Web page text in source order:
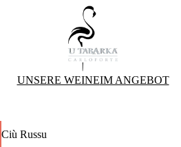
UNSERE WEINEIM ANGEBOT
Ciù Russu